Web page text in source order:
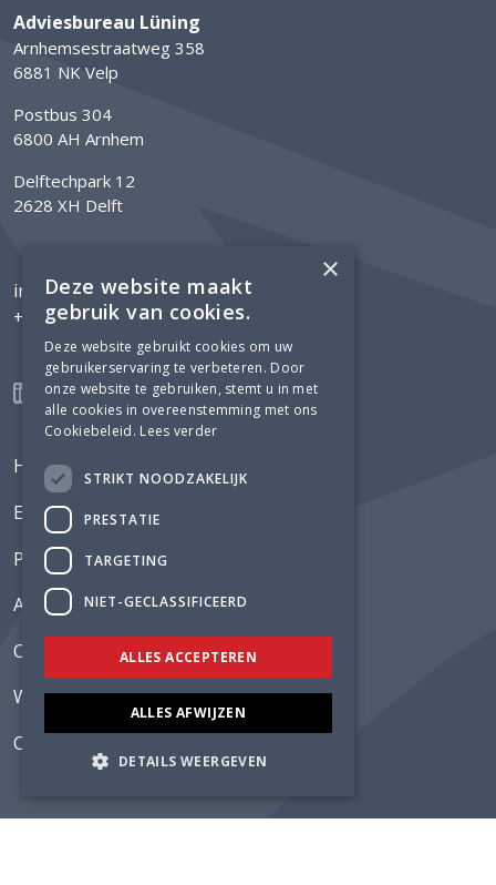
Adviesbureau Lüning
Arnhemsestraatweg 358
6881 NK Velp
Postbus 304
6800 AH Arnhem
Delftechpark 12
2628 XH Delft
info@luning.nl
+31 26 368 3480
Home
Expertises
Projecten
Actueel
Over Lüning
Werken bij
Contact
×
Deze website maakt
gebruik van cookies.
Deze website gebruikt cookies om uw
gebruikerservaring te verbeteren. Door
onze website te gebruiken, stemt u in met
alle cookies in overeenstemming met ons
Cookiebeleid. Lees verder
STRIKT NOODZAKELIJK
PRESTATIE
TARGETING
NIET-GECLASSIFICEERD
ALLES ACCEPTEREN
ALLES AFWIJZEN
DETAILS WEERGEVEN